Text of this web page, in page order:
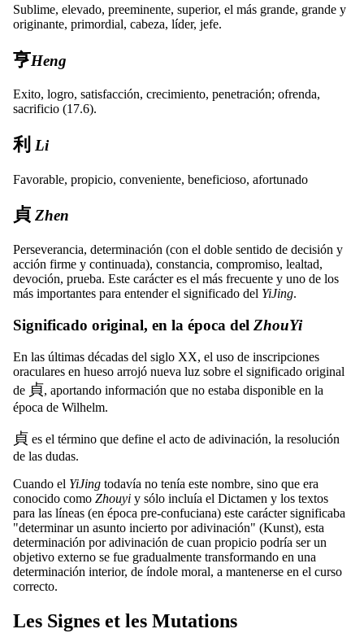
Sublime, elevado, preeminente, superior, el más grande, grande y
originante, primordial, cabeza, líder, jefe.
亨Heng
Exito, logro, satisfacción, crecimiento, penetración; ofrenda,
sacrificio (17.6).
利 Li
Favorable, propicio, conveniente, beneficioso, afortunado
貞 Zhen
Perseverancia, determinación (con el doble sentido de decisión y
acción firme y continuada), constancia, compromiso, lealtad,
devoción, prueba. Este carácter es el más frecuente y uno de los
más importantes para entender el significado del YiJing.
Significado original, en la época del ZhouYi
En las últimas décadas del siglo XX, el uso de inscripciones
oraculares en hueso arrojó nueva luz sobre el significado original
de 貞, aportando información que no estaba disponible en la
época de Wilhelm.
貞 es el término que define el acto de adivinación, la resolución
de las dudas.
Cuando el YiJing todavía no tenía este nombre, sino que era
conocido como Zhouyi y sólo incluía el Dictamen y los textos
para las líneas (en época pre-confuciana) este carácter significaba
"determinar un asunto incierto por adivinación" (Kunst), esta
determinación por adivinación de cuan propicio podría ser un
objetivo externo se fue gradualmente transformando en una
determinación interior, de índole moral, a mantenerse en el curso
correcto.
Les Signes et les Mutations